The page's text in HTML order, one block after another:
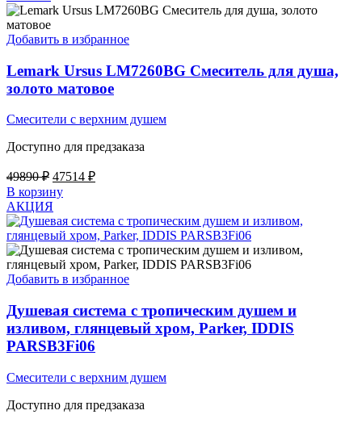
Добавить в избранное
Lemark Ursus LM7260BG Смеситель для душа,
золото матовое
Смесители с верхним душем
Доступно для предзаказа
49890₽ Первоначальная
цена
составляла
49890 ₽.
47514 ₽Текущая
В корзину
АКЦИЯ
Добавить в избранное
Душевая система с тропическим душем и
изливом, глянцевый хром, Parker, IDDIS
PARSB3Fi06
Смесители с верхним душем
Доступно для предзаказа